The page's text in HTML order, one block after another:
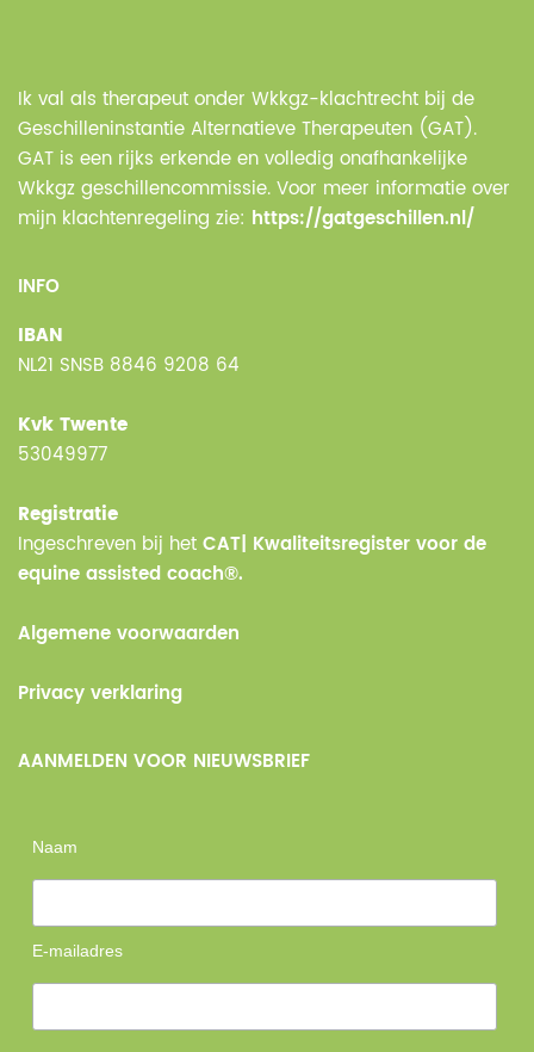
Ik val als therapeut onder Wkkgz-klachtrecht bij de
Geschilleninstantie Alternatieve Therapeuten (GAT).
GAT is een rijks erkende en volledig onafhankelijke
Wkkgz geschillencommissie. Voor meer informatie over
mijn klachtenregeling zie: https://gatgeschillen.nl/
INFO
IBAN
NL21 SNSB 8846 9208 64
Kvk Twente
53049977
Registratie
Ingeschreven bij het CAT| Kwaliteitsregister voor de
equine assisted coach®.
Algemene voorwaarden
Privacy verklaring
AANMELDEN VOOR NIEUWSBRIEF
Naam
E-mailadres